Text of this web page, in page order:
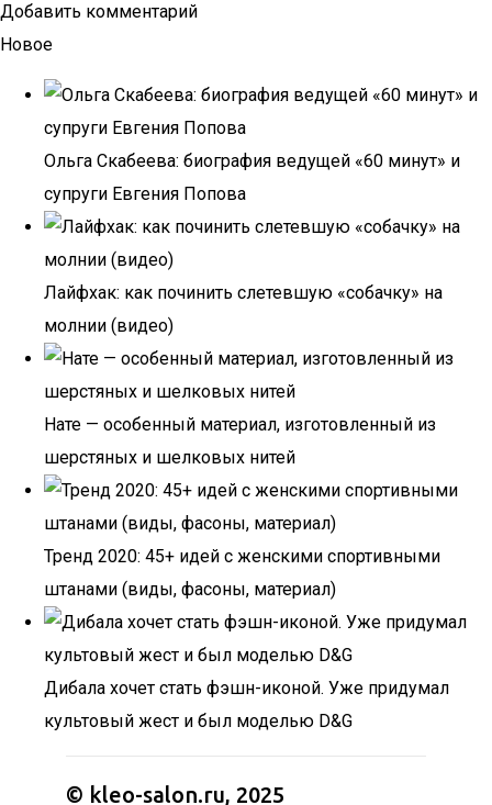
Добавить комментарий
Новое
Ольга Скабеева: биография ведущей «60 минут» и
супруги Евгения Попова
Лайфхак: как починить слетевшую «собачку» на
молнии (видео)
Нате — особенный материал, изготовленный из
шерстяных и шелковых нитей
Тренд 2020: 45+ идей с женскими спортивными
штанами (виды, фасоны, материал)
Дибала хочет стать фэшн-иконой. Уже придумал
культовый жест и был моделью D&G
© kleo-salon.ru, 2025